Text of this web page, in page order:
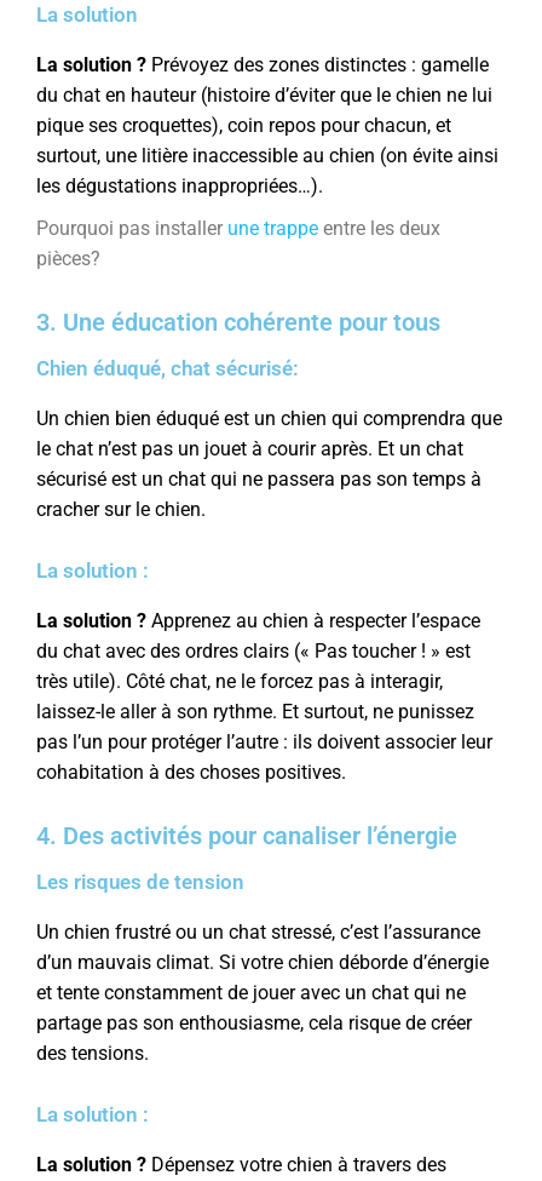
La solution
La solution ? Prévoyez des zones distinctes : gamelle
du chat en hauteur (histoire d’éviter que le chien ne lui
pique ses croquettes), coin repos pour chacun, et
surtout, une litière inaccessible au chien (on évite ainsi
les dégustations inappropriées…).
Pourquoi pas installer une trappe entre les deux
pièces?
3. Une éducation cohérente pour tous
Chien éduqué, chat sécurisé:
Un chien bien éduqué est un chien qui comprendra que
le chat n’est pas un jouet à courir après. Et un chat
sécurisé est un chat qui ne passera pas son temps à
cracher sur le chien.
La solution :
La solution ? Apprenez au chien à respecter l’espace
du chat avec des ordres clairs (« Pas toucher ! » est
très utile). Côté chat, ne le forcez pas à interagir,
laissez-le aller à son rythme. Et surtout, ne punissez
pas l’un pour protéger l’autre : ils doivent associer leur
cohabitation à des choses positives.
4. Des activités pour canaliser l’énergie
Les risques de tension
Un chien frustré ou un chat stressé, c’est l’assurance
d’un mauvais climat. Si votre chien déborde d’énergie
et tente constamment de jouer avec un chat qui ne
partage pas son enthousiasme, cela risque de créer
des tensions.
La solution :
La solution ? Dépensez votre chien à travers des